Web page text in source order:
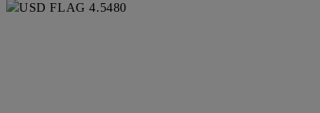
4.5480